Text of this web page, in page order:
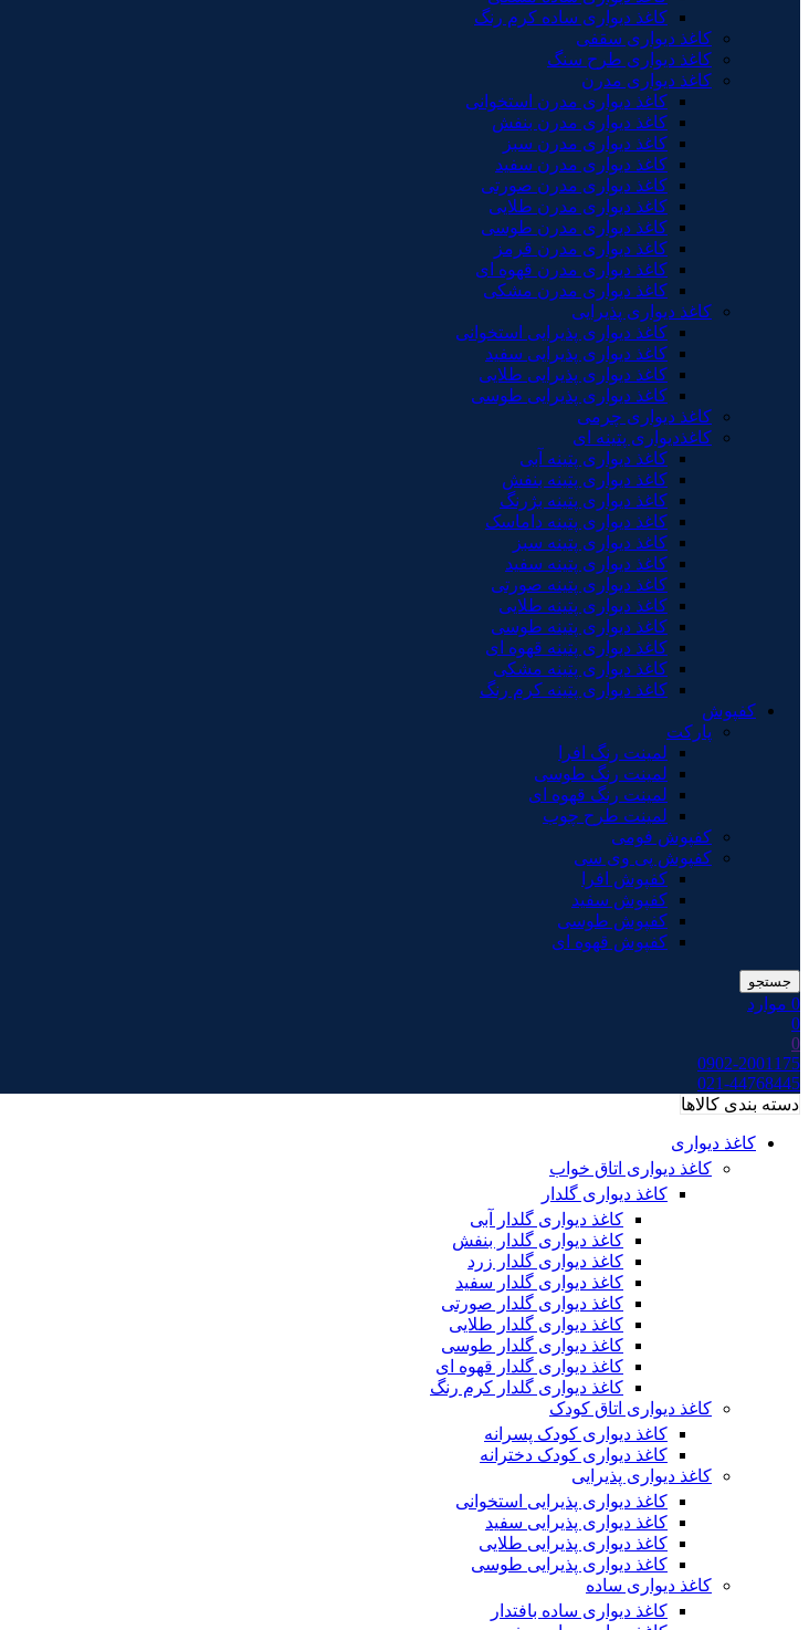
کاغذ دیواری ساده کرم رنگ
کاغذ دیواری سقفی
کاغذ دیواری طرح سنگ
کاغذ دیواری مدرن
کاغذ دیواری مدرن استخوانی
کاغذ دیواری مدرن بنفش
کاغذ دیواری مدرن سبز
کاغذ دیواری مدرن سفید
کاغذ دیواری مدرن صورتی
کاغذ دیواری مدرن طلایی
کاغذ دیواری مدرن طوسی
کاغذ دیواری مدرن قرمز
کاغذ دیواری مدرن قهوه ای
کاغذ دیواری مدرن مشکی
کاغذ دیواری پذیرایی
کاغذ دیواری پذیرایی استخوانی
کاغذ دیواری پذیرایی سفید
کاغذ دیواری پذیرایی طلایی
کاغذ دیواری پذیرایی طوسی
کاغذ دیواری چرمی
کاغذدیواری پتینه ای
کاغذ دیواری پتینه آبی
کاغذ دیواری پتینه بنفش
کاغذ دیواری پتینه بژرنگ
کاغذ دیواری پتینه داماسک
کاغذ دیواری پتینه سبز
کاغذ دیواری پتینه سفید
کاغذ دیواری پتینه صورتی
کاغذ دیواری پتینه طلایی
کاغذ دیواری پتینه طوسی
کاغذ دیواری پتینه قهوه ای
کاغذ دیواری پتینه مشکی
کاغذ دیواری پتینه کرم رنگ
کفپوش
پارکت
لمینت رنگ افرا
لمینت رنگ طوسی
لمینت رنگ قهوه ای
لمینت طرح چوب
کفپوش فومی
کفپوش پی وی سی
کفپوش افرا
کفپوش سفید
کفپوش طوسی
کفپوش قهوه ای
جستجو
0 موارد
0
0
0902-2001175
021-44768445
دسته بندی کالاها
کاغذ دیواری
کاغذ دیواری اتاق خواب
کاغذ دیواری گلدار
کاغذ دیواری گلدار آبی
کاغذ دیواری گلدار بنفش
کاغذ دیواری گلدار زرد
کاغذ دیواری گلدار سفید
کاغذ دیواری گلدار صورتی
کاغذ دیواری گلدار طلایی
کاغذ دیواری گلدار طوسی
کاغذ دیواری گلدار قهوه ای
کاغذ دیواری گلدار کرم رنگ
کاغذ دیواری اتاق کودک
کاغذ دیواری کودک پسرانه
کاغذ دیواری کودک دخترانه
کاغذ دیواری پذیرایی
کاغذ دیواری پذیرایی استخوانی
کاغذ دیواری پذیرایی سفید
کاغذ دیواری پذیرایی طلایی
کاغذ دیواری پذیرایی طوسی
کاغذ دیواری ساده
کاغذ دیواری ساده بافتدار